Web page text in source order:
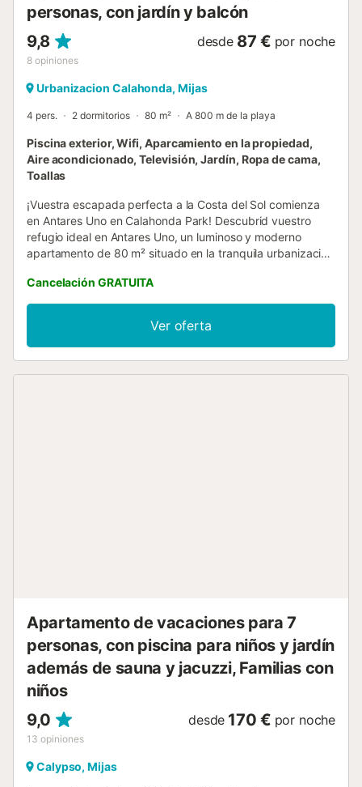
personas, con jardín y balcón
9,8
8 opiniones
desde 87 € por noche
Urbanizacion Calahonda, Mijas
4 pers. 2 dormitorios 80 m² A 800 m de la playa
Piscina exterior, Wifi, Aparcamiento en la propiedad,
Aire acondicionado, Televisión, Jardín, Ropa de cama,
Toallas
¡Vuestra escapada perfecta a la Costa del Sol comienza
en Antares Uno en Calahonda Park! Descubrid vuestro
refugio ideal en Antares Uno, un luminoso y moderno
apartamento de 80 m² situado en la tranquila urbanización
Perfecto para hasta cuatro personas, este elegante
alojamiento combina comodidad y estilo, ofreciendo todo
lo necesario para unas vacaciones relajantes e inolvidables
bajo el sol de la Costa del Sol. En el interior encontraréis
una sala de estar moderna con Smart TV y Wi-Fi gratuito,
Cancelación GRATUITA
Ver oferta
Apartamento de vacaciones para 7
personas, con piscina para niños y jardín
además de sauna y jacuzzi, Familias con
niños
9,0
13 opiniones
desde 170 € por noche
Calypso, Mijas